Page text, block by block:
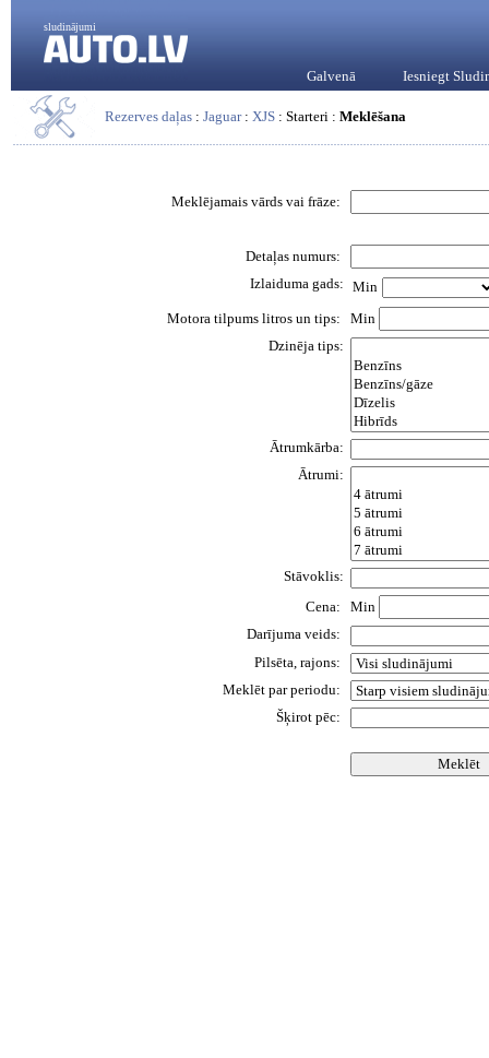
sludinājumi
Galvenā Iesniegt
Rezerves daļas : Jaguar: XJS : Starteri : Meklēšana
Meklējamais vārds vai frāze:
Detaļas numurs:
Izlaiduma gads: Min
Motora tilpums litros un tips:
Min
Dzinēja tips:
Ātrumkārba:
Ātrumi:
Stāvoklis:
Cena:
Min
Darījuma veids:
Pilsēta, rajons:
Meklēt par periodu:
Šķirot pēc: